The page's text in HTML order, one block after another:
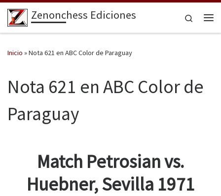
Saltar al contenido
Zenonchess Ediciones
Search
Inicio »Nota 621 en ABC Color de Paraguay
Nota 621 en ABC Color de
Paraguay
Match Petrosian vs.
Huebner, Sevilla 1971